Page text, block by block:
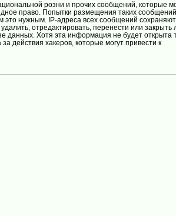
розни и прочих сообщений, которые
право. Попытки размещения таких сообщений
это нужным. IP-адреса всех сообщений
отредактировать, перенести или закрыть
данных. Хотя эта информация не будет открыта
хакеров, которые могут привести к